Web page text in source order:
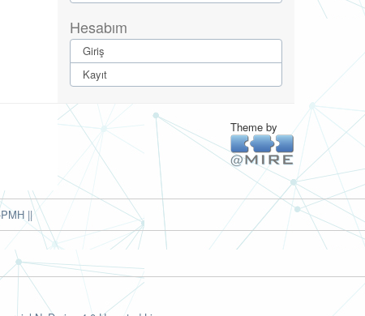
Hesabım
Giriş
Kayıt
Theme by
||